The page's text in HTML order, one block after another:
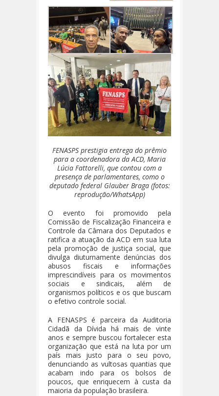
FENASPS prestigia entrega do prêmio
para a coordenadora da ACD, Maria
Lúcia Fattorelli, que contou com a
presença de parlamentares, como o
deputado federal Glauber Braga (fotos:
reprodução/WhatsApp)
O evento foi promovido pela
Comissão de Fiscalização Financeira e
Controle da Câmara dos Deputados e
ratifica a atuação da ACD em sua luta
pela promoção de justiça social, que
divulga diuturnamente denúncias dos
abusos fiscais e informações
imprescindíveis para os movimentos
sociais e sindicais, além de
organismos políticos e os que buscam
o efetivo controle social.
A FENASPS é parceira da Auditoria
Cidadã da Dívida há mais de vinte
anos e sempre buscou fortalecer esta
organização que está na luta por um
país mais justo para o seu povo,
denunciando as vultosas quantias que
acabam indo para os bolsos de
poucos, que enriquecem à custa da
maioria da população brasileira.